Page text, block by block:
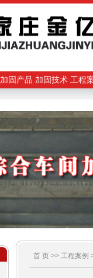
加固产品 加固技术 工程
首 页 >> 工程案例